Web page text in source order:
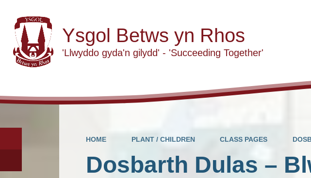
Ysgol Betws yn Rhos
'Llwyddo gyda'n gilydd' - 'Succeeding Together'
HOME PLANT / CHILDREN CLASS PAGES
Dosbarth Dulas –